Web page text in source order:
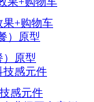
果+购物车
）原型
感元件